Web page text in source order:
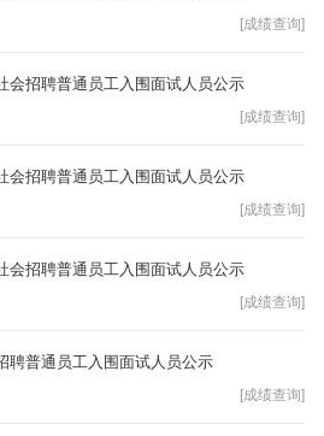
[成绩查询]
会招聘普通员工入围面试人员公示
[成绩查询]
会招聘普通员工入围面试人员公示
[成绩查询]
会招聘普通员工入围面试人员公示
[成绩查询]
聘普通员工入围面试人员公示
[成绩查询]